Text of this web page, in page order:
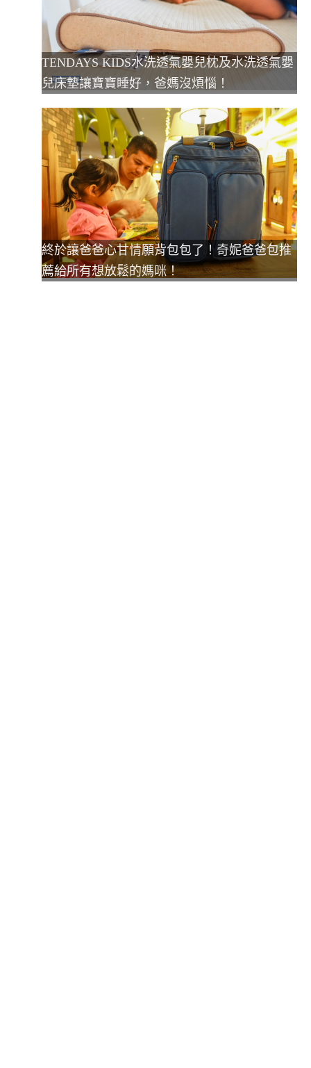
TENDAYS KIDS水洗透氣嬰兒枕及水洗透氣嬰
兒床墊讓寶寶睡好，爸媽沒煩惱！
終於讓爸爸心甘情願背包包了！奇妮爸爸包推
薦給所有想放鬆的媽咪！